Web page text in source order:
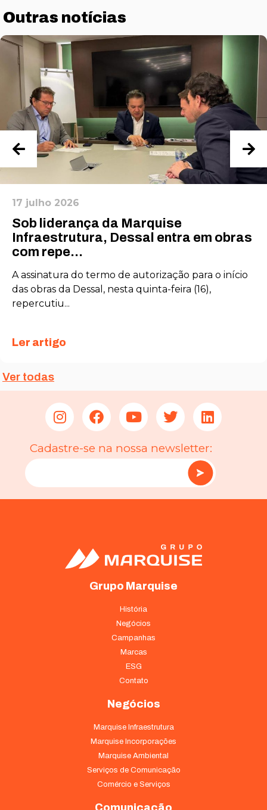
Outras notícias
17 julho 2026
Sob liderança da Marquise
Infraestrutura, Dessal entra em obras
com repe...
A assinatura do termo de autorização para o início
das obras da Dessal, nesta quinta-feira (16),
repercutiu...
Ler artigo
Ver todas
Cadastre-se na nossa newsletter:
Grupo Marquise
História
Negócios
Campanhas
Marcas
ESG
Contato
Negócios
Marquise Infraestrutura
Marquise Incorporações
Marquise Ambiental
Serviços de Comunicação
Comércio e Serviços
Comunicação
Necessário
Esses cookies
opcionais. São
Estatísticas
Para que
possamos
do site, com
Experiência
nosso site
melhor possível
durante a sua
visita. Se você
recusar esses
cookies,
algumas